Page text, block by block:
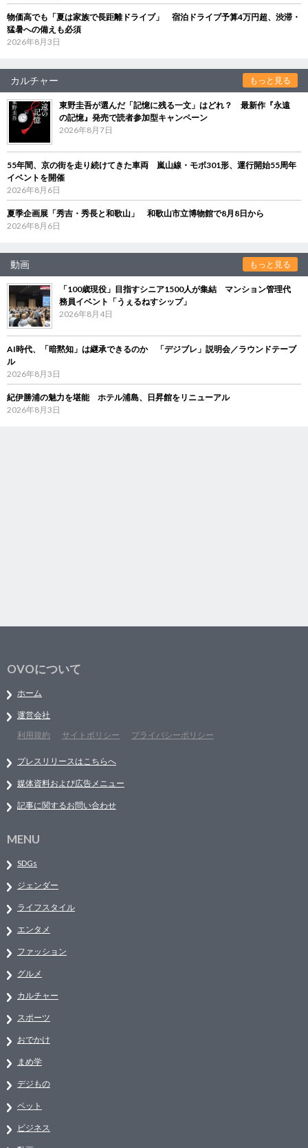
物価高でも「夏は家族で長距離ドライブ」 宿泊ドライブ予算4万円超、渋滞・
猛暑への備えも必須
2026年8月3日
カルチャー もっと見る
東野圭吾が選んだ「記憶に残る一文」はどれ？ 最新作『永遠
の記憶』発売で読者参加型キャンペーン
2026年8月7日
55年間、京の街を走り続けてきた車両 嵐山線・モボ301形、運行開始55周年
イベントを開催
2026年8月6日
夏季企画展「秀吉・秀長と和歌山」 和歌山市立博物館で8月8日から
2026年8月6日
動画 もっと見る
「100歳現役」目指すシニア1500人が集結 マンション管理代
務員イベント「うぇるねすシップ」
2026年8月4日
AI時代、「暗黙知」は継承できるのか 「デジブレ」説明会／ラウンドテーブ
ル
2026年8月3日
紀伊勝浦の魅力を堪能 ホテル浦島、日昇館をリニューアル
2026年8月3日
OVOについて
ホーム
運営会社
利用規約
サイトポリシー プライバシーポリシー
プレスリリースはこちらへ
媒体資料および広告メニュー
記事に関するお問い合わせ
MENU
SDGs
ジェンダー
ライフスタイル
エンタメ
ファッション
グルメ
カルチャー
スポーツ
おでかけ
まめ学
デジもの
ペット
ビジネス